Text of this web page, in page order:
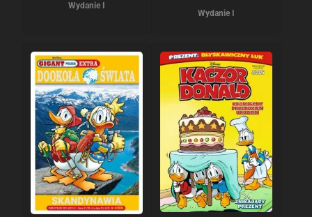
Wydanie I
Wydanie I